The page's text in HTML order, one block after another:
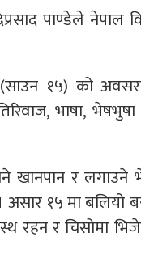
पाण्डेले नेपाल
(साउन १५) को
भाषा,
र लगाउने
१५ मा बलियो
र चिसोमा